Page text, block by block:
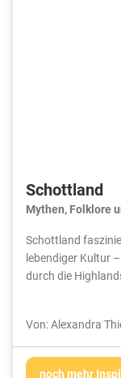
Schottland
Mythen, Folklore
Schottland
lebendiger Kultur
durch die
Von: Alexandra
noch mehr